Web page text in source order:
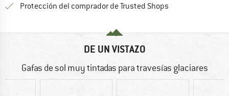
Protección del comprador de Trusted Shops
DE UN VISTAZO
Gafas de sol muy tintadas para travesías glaciares